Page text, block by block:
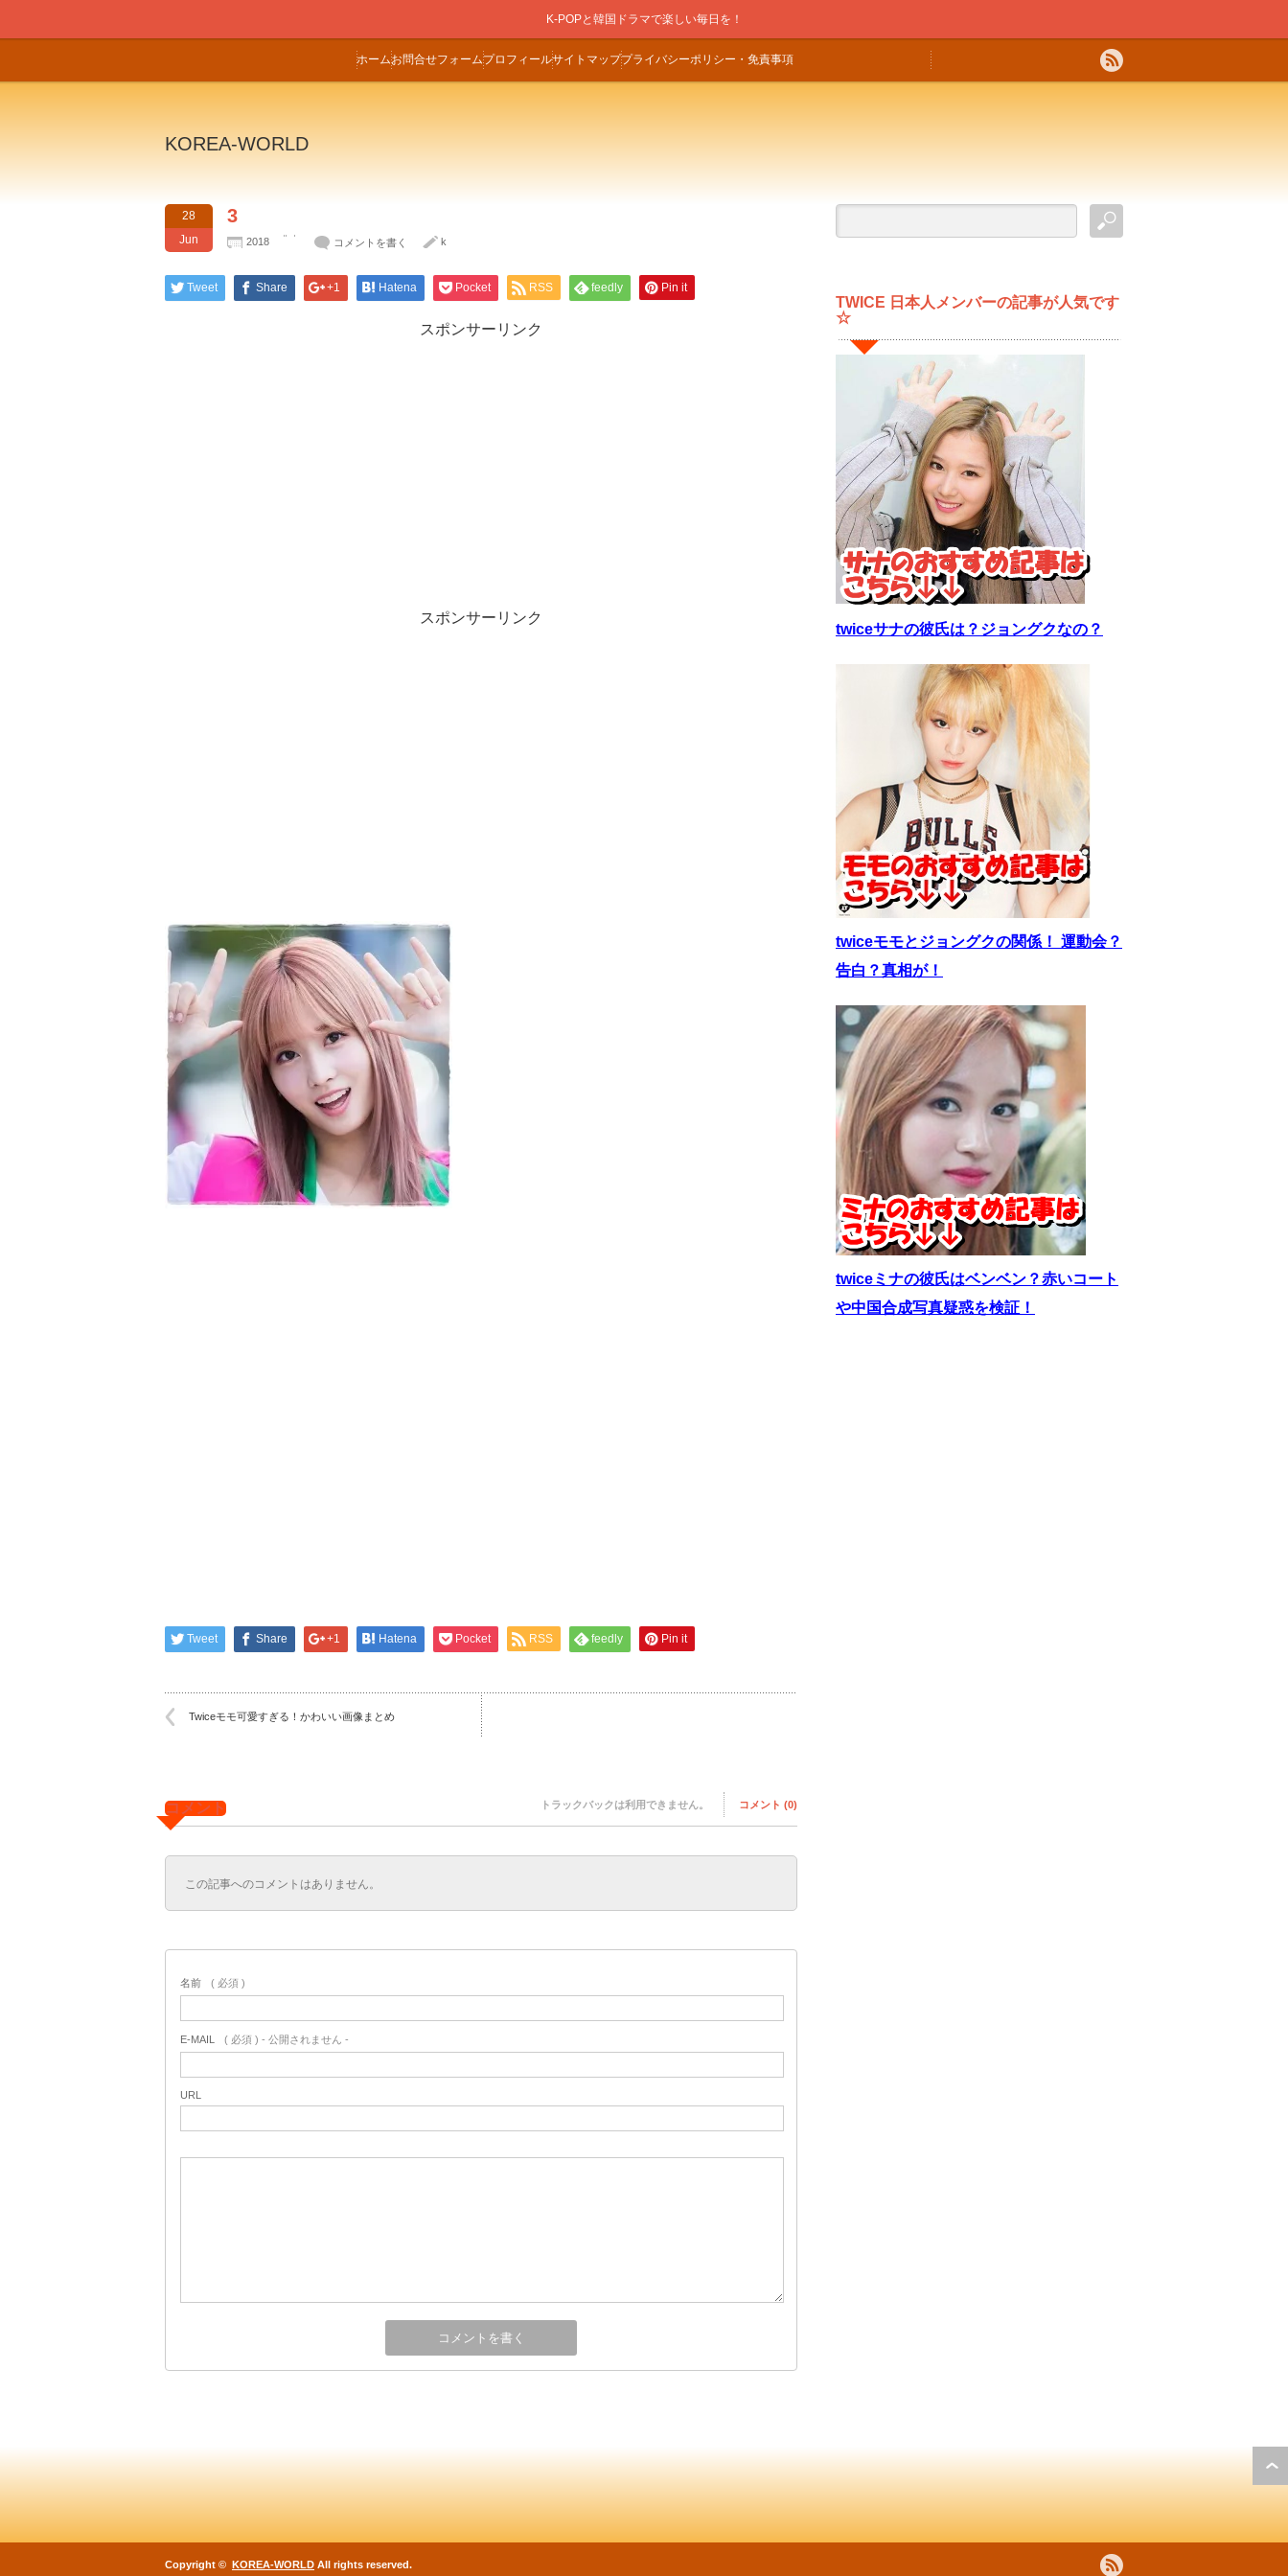
K-POPと韓国ドラマで楽しい毎日を！
ホームお問合せフォームプロフィールサイトマッププライバシーポリシー・免責事項
KOREA-WORLD
28
Jun
3
2018 コメントを書く k
Tweet Share +1 Hatena Pocket RSS feedly Pin it
スポンサーリンク
スポンサーリンク
Tweet Share +1 Hatena Pocket RSS feedly Pin it
Twiceモモ可愛すぎる！かわいい画像まとめ
コメント トラックバックは利用できません。 コメント (0)
この記事へのコメントはありません。
名前 ( 必須 )
E-MAIL ( 必須 ) - 公開されません -
URL
TWICE 日本人メンバーの記事が人気です
☆
twiceサナの彼氏は？ジョングクなの？
twiceモモとジョングクの関係！ 運動会？
告白？真相が！
twiceミナの彼氏はベンベン？赤いコート
や中国合成写真疑惑を検証！
Copyright © KOREA-WORLD All rights reserved.